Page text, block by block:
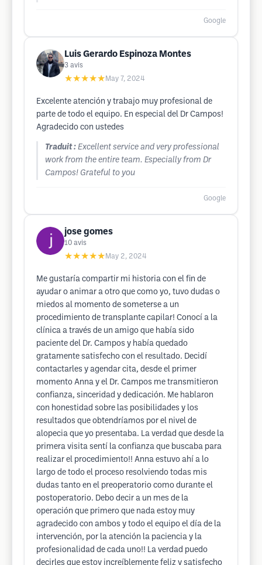
Google
Luis Gerardo Espinoza Montes
3 avis
★★★★★ May 7, 2024
Excelente atención y trabajo muy profesional de
parte de todo el equipo. En especial del Dr Campos!
Agradecido con ustedes
Traduit : Excellent service and very professional
work from the entire team. Especially from Dr
Campos! Grateful to you
Google
jose gomes
10 avis
★★★★★ May 2, 2024
Me gustaría compartir mi historia con el fin de
ayudar o animar a otro que como yo, tuvo dudas o
miedos al momento de someterse a un
procedimiento de transplante capilar! Conocí a la
clínica a través de un amigo que había sido
paciente del Dr. Campos y había quedado
gratamente satisfecho con el resultado. Decidí
contactarles y agendar cita, desde el primer
momento Anna y el Dr. Campos me transmitieron
confianza, sinceridad y dedicación. Me hablaron
con honestidad sobre las posibilidades y los
resultados que obtendríamos por el nivel de
alopecia que yo presentaba. La verdad que desde la
primera visita sentí la confianza que buscaba para
realizar el procedimiento!! Anna estuvo ahí a lo
largo de todo el proceso resolviendo todas mis
dudas tanto en el preoperatorio como durante el
postoperatorio. Debo decir a un mes de la
operación que primero que nada estoy muy
agradecido con ambos y todo el equipo el día de la
intervención, por la atención la paciencia y la
profesionalidad de cada uno!! La verdad puedo
decirles que estoy increíblemente feliz y satisfecho